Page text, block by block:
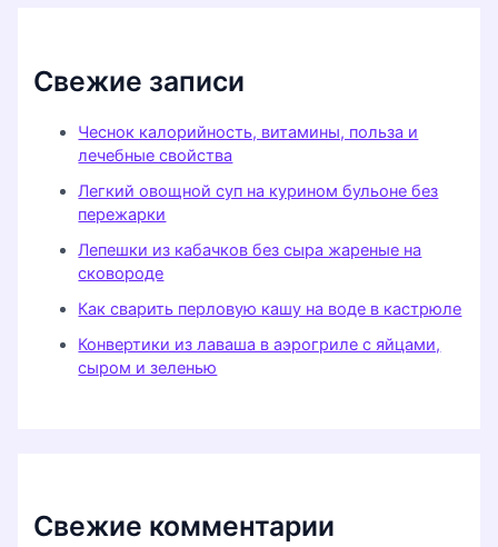
Свежие записи
Чеснок калорийность, витамины, польза и
лечебные свойства
Легкий овощной суп на курином бульоне без
пережарки
Лепешки из кабачков без сыра жареные на
сковороде
Как сварить перловую кашу на воде в кастрюле
Конвертики из лаваша в аэрогриле с яйцами,
сыром и зеленью
Свежие комментарии